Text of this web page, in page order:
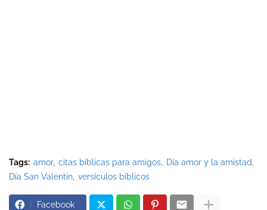
Tags: amor citas bíblicas para amigos
Día amor y la amistad
Día San Valentin versículos bíblicos
Facebook